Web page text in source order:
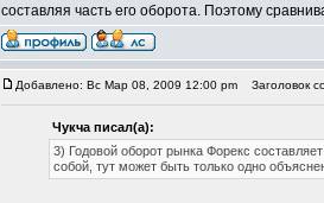
составляя часть его оборота. Поэтому
Добавлено: Вс Мар 08, 2009 12:00 pm Заголовок
Чукча писал(а):
3) Годовой оборот рынка Форекс
собой, тут может быть только одно